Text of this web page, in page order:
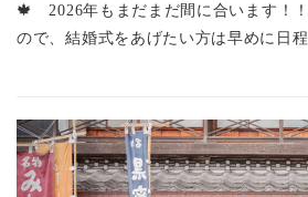
🍁 2026年もまだまだ間に合います！
ので、結婚式をあげたい方は早めに日